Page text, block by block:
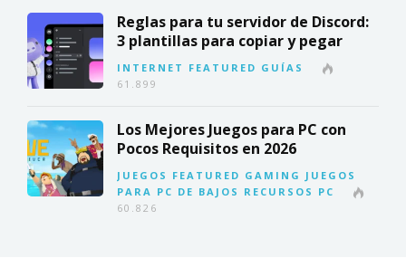
Reglas para tu servidor de Discord:
3 plantillas para copiar y pegar
INTERNET FEATURED GUÍAS
61.899
Los Mejores Juegos para PC con
Pocos Requisitos en 2026
JUEGOS FEATURED GAMING JUEGOS
PARA PC DE BAJOS RECURSOS PC
60.826